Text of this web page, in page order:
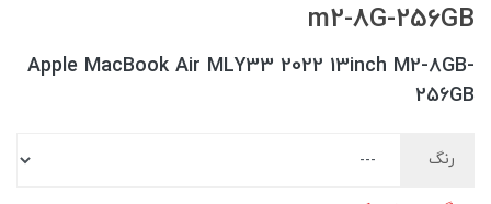
m2-8G-256GB
Apple MacBook Air MLY33 2022 13inch M2-8GB-
256GB
رنگ